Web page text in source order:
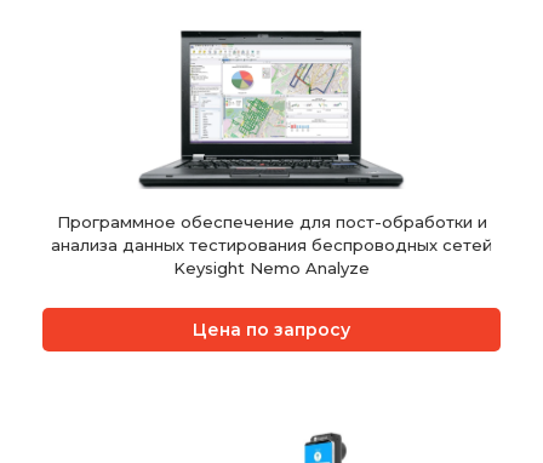
Программное обеспечение для пост-обработки и
анализа данных тестирования беспроводных сетей
Keysight Nemo Analyze
Цена по запросу